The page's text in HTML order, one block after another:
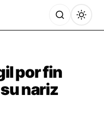
por fin
nariz